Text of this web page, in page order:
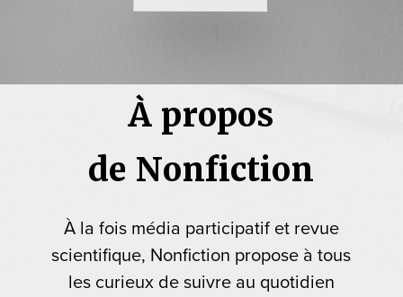
À propos
de Nonfiction
À la fois média participatif et revue
scientifique, Nonfiction propose à tous
les curieux de suivre au quotidien